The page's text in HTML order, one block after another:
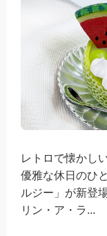
レトロで懐かし
優雅な休日のひ
ルジー」が新登
リン・ア・ラ...